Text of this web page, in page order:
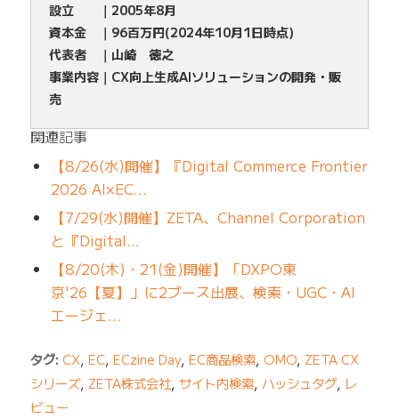
設立 ｜2005年8月
資本金 ｜96百万円(2024年10月1日時点)
代表者 ｜山崎 徳之
事業内容｜CX向上生成AIソリューションの開発・販
売
関連記事
【8/26(水)開催】『Digital Commerce Frontier
2026 AI×EC…
【7/29(水)開催】ZETA、Channel Corporation
と『Digital…
【8/20(木)・21(金)開催】「DXPO東
京'26【夏】」に2ブース出展、検索・UGC・AI
エージェ…
タグ: CX, EC, ECzine Day, EC商品検索, OMO, ZETA CX
シリーズ, ZETA株式会社, サイト内検索, ハッシュタグ, レ
ビュー